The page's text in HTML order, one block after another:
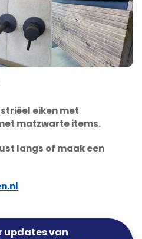
eiken met
matzwarte items.
langs of maak een
updates van